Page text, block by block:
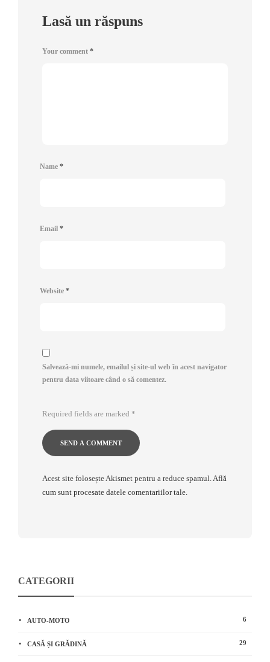
Lasă un răspuns
Your comment *
Name *
Email *
Website *
Salvează-mi numele, emailul și site-ul web în acest navigator
pentru data viitoare când o să comentez.
Required fields are marked *
Acest site folosește Akismet pentru a reduce spamul.Află
cum sunt procesate datele comentariilor tale.
CATEGORII
AUTO-MOTO 6
CASĂ ȘI GRĂDINĂ 29